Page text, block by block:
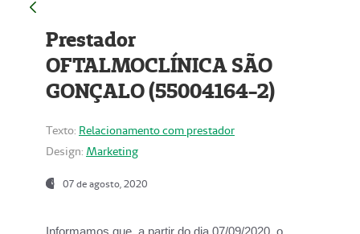
Prestador
OFTALMOCLÍNICA SÃO
GONÇALO (55004164-2)
Texto: Relacionamento com prestador
Design: Marketing
07 de agosto, 2020